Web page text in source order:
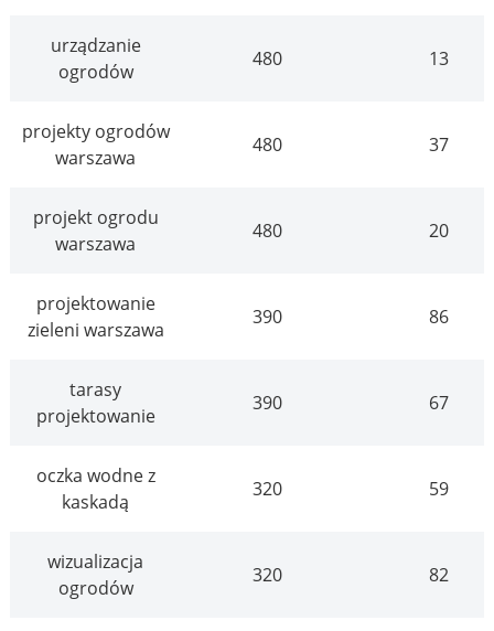
urządzanie
ogrodów
480 13
projekty ogrodów
warszawa
480 37
projekt ogrodu
warszawa
480 20
projektowanie
zieleni warszawa
390 86
tarasy
projektowanie
390 67
oczka wodne z
kaskadą
320 59
wizualizacja
ogrodów
320 82